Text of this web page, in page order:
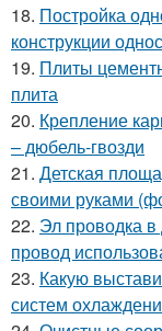
18. Постройка
конструкции
19. Плиты
плита
20. Крепление
– дюбель-гвозди
21. Детская
своими руками
22. Эл проводка
провод
23. Какую
систем